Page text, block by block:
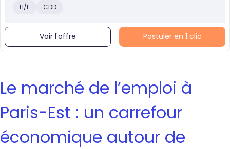
H/F
CDD
Voir l'offre Postuler en 1 clic
Le marché de l’emploi à
Paris-Est : un carrefour
économique autour de